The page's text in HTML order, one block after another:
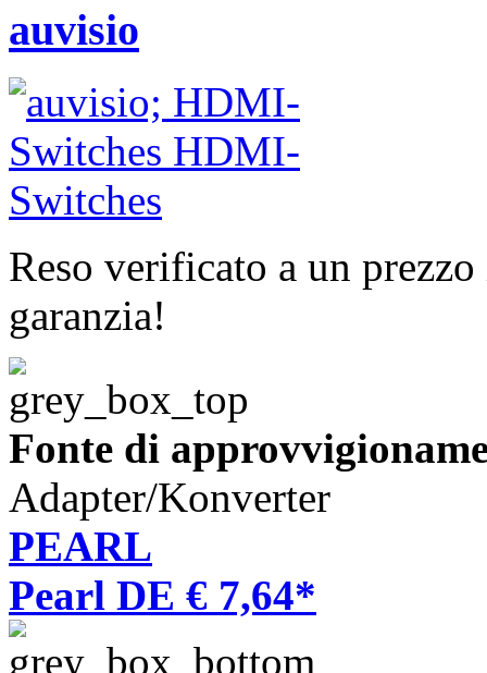
auvisio
Reso verificato a un
garanzia!
Fonte di
Adapter/Konverter
PEARL
Pearl DE € 7,64*